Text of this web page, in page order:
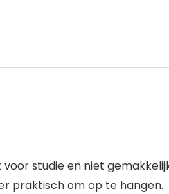
studie en niet
praktisch om op te hangen.